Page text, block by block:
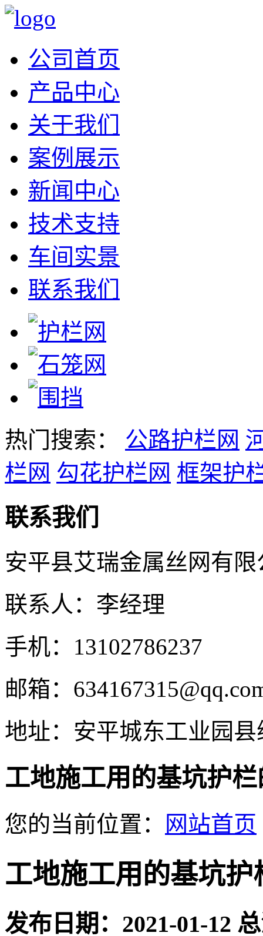
公司首页
产品中心
关于我们
案例展示
新闻中心
技术支持
车间实景
联系我们
热门搜索： 公路护栏网
栏网 勾花护栏网 框架护
联系我们
安平县艾瑞金属丝网有限
联系人：李经理
手机：13102786237
邮箱：
地址：安平城东工业园县
工地施工用的基坑护
您的当前位置： 网站首页
工地施工用的基坑
发布日期：2021-01-12